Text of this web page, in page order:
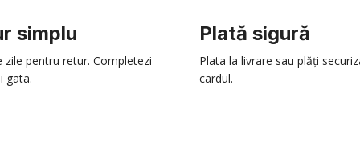
simplu
zile pentru retur. Completezi
gata.
Plată sigură
Plata la livrare sau plăți
cardul.